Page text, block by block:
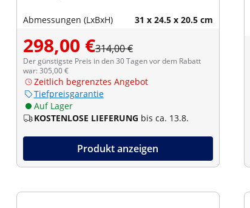
Abmessungen (LxBxH) 31 x 24.5 x 20.5 cm
298,00 €314,00 €
Der günstigste Preis in den 30 Tagen vor dem Rabatt
war: 305,00 €
Zeitlich begrenztes Angebot
Tiefpreisgarantie
Auf Lager
KOSTENLOSE LIEFERUNG bis ca. 13.8.
Produkt anzeigen